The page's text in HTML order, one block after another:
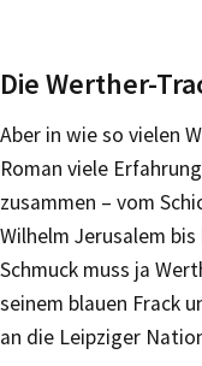
Die Werther-
Aber in wie so vielen
Roman viele
zusammen – vom
Wilhelm Jerusalem
Schmuck muss ja
seinem blauen Frack
an die Leipziger